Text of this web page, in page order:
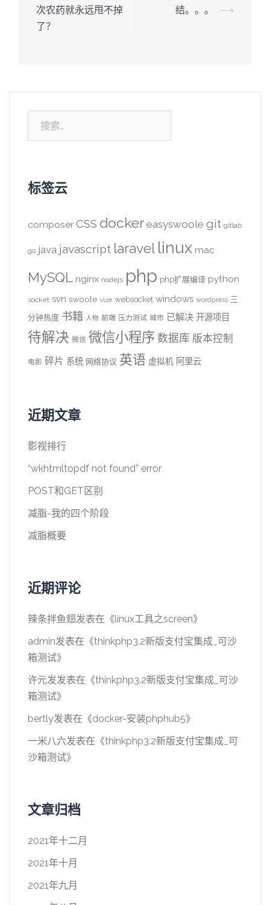
次农药就永远甩不掉
了？
结。。。
⟶
索：
标签云
composer CSS docker easyswoole git gitlab
go java javascript laravel linux mac
MySQL nginx nodejs php php扩展编译 python
socket svn swoole vue websocket windows wordpress 三
分钟热度 书籍 人物 前端 压力测试 城市 已解决 开源项目
待解决 微信 微信小程序 数据库 版本控制
电影 碎片 系统 网络协议 英语 虚拟机 阿里云
近期文章
影视排行
“wkhtmltopdf not found” error
POST和GET区别
减脂-我的四个阶段
减脂概要
近期评论
辣条拌鱼翅发表在《linux工具之screen》
admin发表在《thinkphp3.2新版支付宝集成_可沙
箱测试》
许元发发表在《thinkphp3.2新版支付宝集成_可沙
箱测试》
bertly发表在《docker-安装phphub5》
一米八六发表在《thinkphp3.2新版支付宝集成_可
沙箱测试》
文章归档
2021年十二月
2021年十月
2021年九月